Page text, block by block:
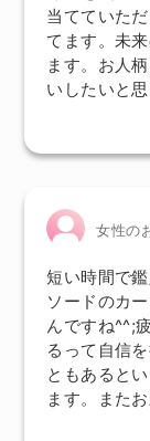
当てていた
てます。未
ます。お人
いしたいと思
女性の
短い時間で
ソードのカ
んですね^^;
るって自信
ともあると
ます。また